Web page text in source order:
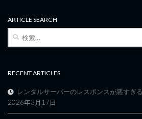
ARTICLE SEARCH
検
RECENT ARTICLES
レンタルサーバーのレスポンスが悪すぎ
2026年3月17日